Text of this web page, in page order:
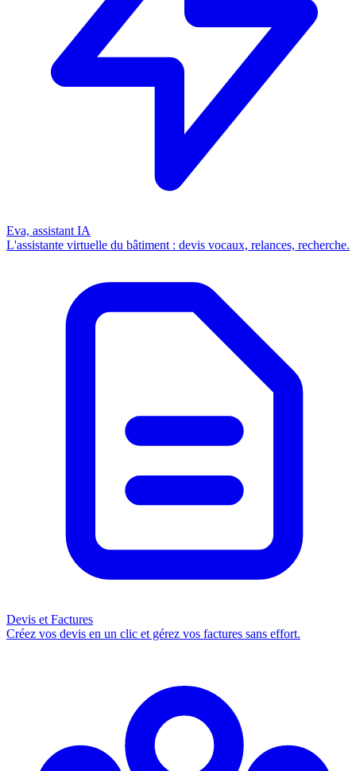
Eva, assistant IA
L'assistante virtuelle du bâtiment : devis vocaux, relances, recherche.
Devis et Factures
Créez vos devis en un clic et gérez vos factures sans effort.